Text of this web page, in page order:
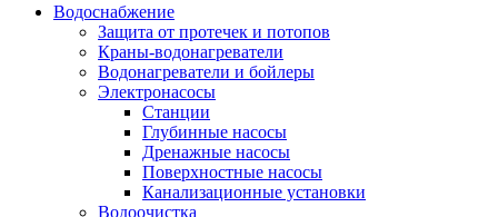
Строительные товары
Все для бани
Водоснабжение
Защита от протечек и потопов
Краны-водонагреватели
Водонагреватели и бойлеры
Электронасосы
Станции
Глубинные насосы
Дренажные насосы
Поверхностные насосы
Канализационные установки
Водоочистка